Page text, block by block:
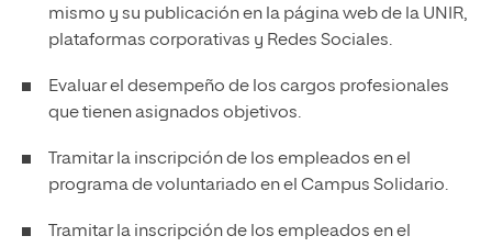
mismo y su publicación en la página web de la UNIR,
plataformas corporativas y Redes Sociales.
Evaluar el desempeño de los cargos profesionales
que tienen asignados objetivos.
Tramitar la inscripción de los empleados en el
programa de voluntariado en el Campus Solidario.
Tramitar la inscripción de los empleados en el